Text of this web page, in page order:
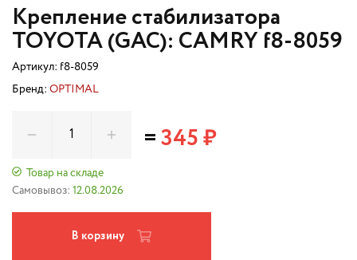
Крепление стабилизатора
TOYOTA (GAC): CAMRY f8-8059
Артикул: f8-8059
Бренд: OPTIMAL
Товар на складе
Самовывоз: 12.08.2026
=345 ₽
В корзину